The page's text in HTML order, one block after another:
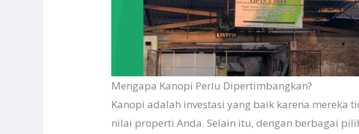
Mengapa Kanopi Perlu Dipertimbangkan?
Kanopi adalah investasi yang baik karena
nilai properti Anda. Selain itu, dengan berbagai